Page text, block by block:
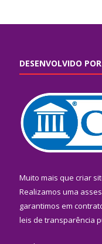
DESENVOLVIDO
Muito mais que criar
Realizamos uma
garantimos em
leis de transparência